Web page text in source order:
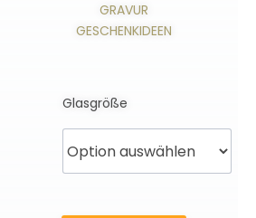
GRAVUR
GESCHENKIDEEN
Glasgröße